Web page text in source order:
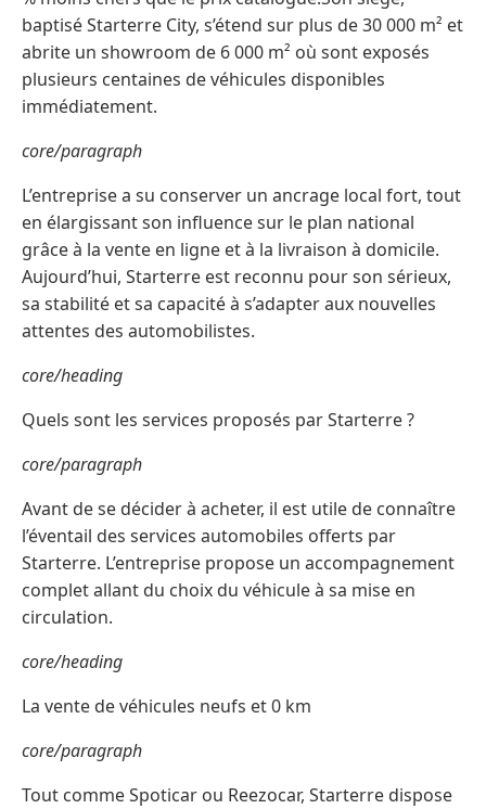
baptisé Starterre City, s’étend sur plus de 30 000 m² et
abrite un showroom de 6 000 m² où sont exposés
plusieurs centaines de véhicules disponibles
immédiatement.
core/paragraph
L’entreprise a su conserver un ancrage local fort, tout
en élargissant son influence sur le plan national
grâce à la vente en ligne et à la livraison à domicile.
Aujourd’hui, Starterre est reconnu pour son sérieux,
sa stabilité et sa capacité à s’adapter aux nouvelles
attentes des automobilistes.
core/heading
Quels sont les services proposés par Starterre ?
core/paragraph
Avant de se décider à acheter, il est utile de connaître
l’éventail des services automobiles offerts par
Starterre. L’entreprise propose un accompagnement
complet allant du choix du véhicule à sa mise en
circulation.
core/heading
La vente de véhicules neufs et 0 km
core/paragraph
Tout comme Spoticar ou Reezocar, Starterre dispose